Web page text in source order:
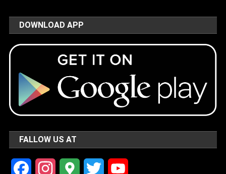
DOWNLOAD APP
FALLOW US AT
FacebookInstagramGoogle Twitter